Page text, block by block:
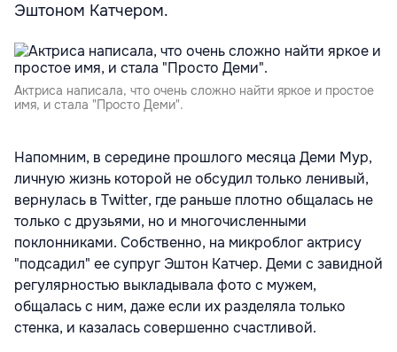
Эштоном Катчером.
Aктриса написала, что очень сложно найти яркое и простое
имя, и стала "Просто Деми".
Напомним, в середине прошлого месяца Деми Мур,
личную жизнь которой не обсудил только ленивый,
вернулась в Twitter, где раньше плотно общалась не
только с друзьями, но и многочисленными
поклонниками. Собственно, на микроблог актрису
"подсадил" ее супруг Эштон Катчер. Деми с завидной
регулярностью выкладывала фото с мужем,
общалась с ним, даже если их разделяла только
стенка, и казалась совершенно счастливой.